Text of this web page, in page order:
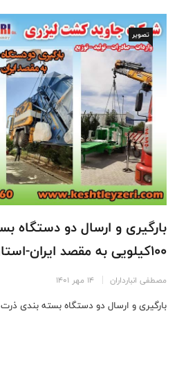
تصویر
100کیلویی به مقصد ایران-استان فارس
مصطفی انبارداران 14 مهر 1401
بارگیری و ارسال دو دستگاه بسته بندی ذرت 500 و 100کیلویی ...